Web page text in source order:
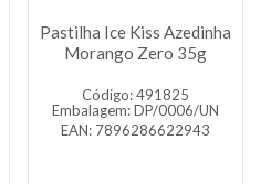
Pastilha Ice Kiss Azedinha
Morango Zero 35g
Código: 491825
Embalagem: DP/0006/UN
EAN: 7896286622943